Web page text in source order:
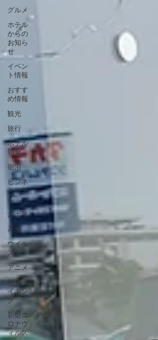
グルメ
ホテル
からの
お知ら
せ
イベン
ト情報
おすす
め情報
観光
旅行
ホテル
朝食
宿泊
ビジネ
スホテ
ル
お土産
高知
ウイル
ス
アニメ
朝食バ
イキン
グ
新型コ
ロナウ
ィルス